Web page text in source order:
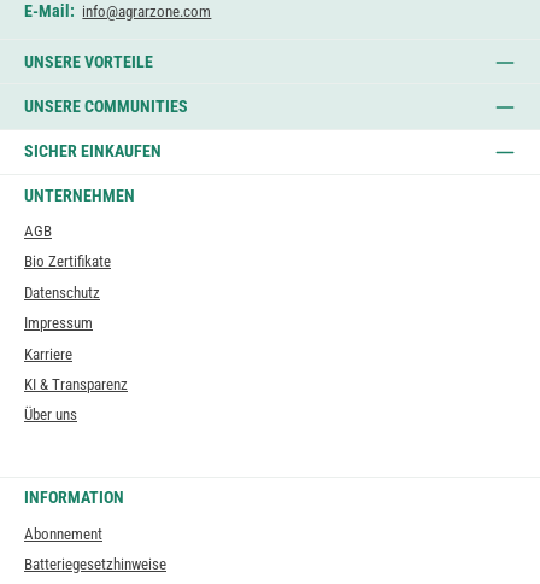
E-Mail: info@agrarzone.com
UNSERE VORTEILE
UNSERE COMMUNITIES
SICHER EINKAUFEN
UNTERNEHMEN
AGB
Bio Zertifikate
Datenschutz
Impressum
Karriere
KI & Transparenz
Über uns
INFORMATION
Abonnement
Batteriegesetzhinweise